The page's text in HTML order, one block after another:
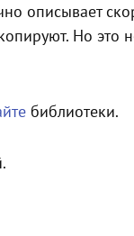
описывает
Но это
библиотеки.